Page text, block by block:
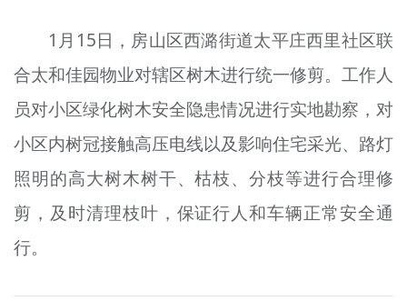
资料库
+
1月15日，房山区西潞街道太平庄西里社区联
合太和佳园物业对辖区树木进行统一修剪。工作人
员对小区绿化树木安全隐患情况进行实地勘察，对
小区内树冠接触高压电线以及影响住宅采光、路灯
照明的高大树木树干、枯枝、分枝等进行合理修
剪，及时清理枝叶，保证行人和车辆正常安全通
行。